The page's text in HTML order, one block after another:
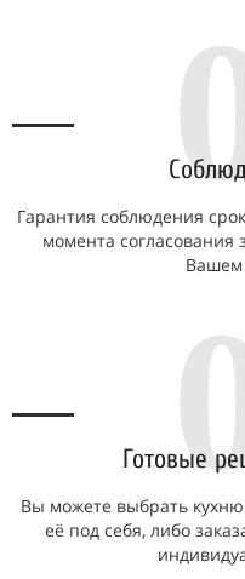
Гарантия соблюдения
момента согласования
Готовые
Вы можете выбрать
её под себя, либо